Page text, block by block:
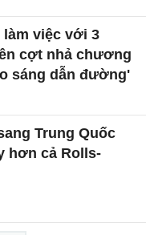
làm việc với 3
cợt nhả chương
sáng dẫn đường'
Trung Quốc
hơn cả Rolls-